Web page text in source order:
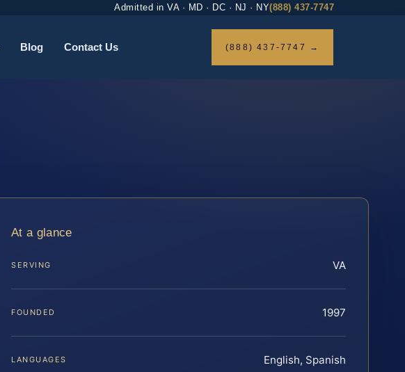
Admitted in VA · MD · DC · NJ · NY(888) 437-7747
Blog Contact Us (888) 437-7747 →
At a glance
SERVING VA
FOUNDED 1997
LANGUAGES English, Spanish